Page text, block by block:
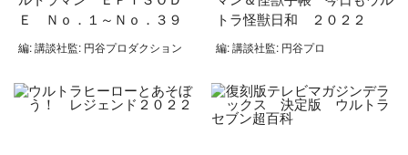
Ｅ Ｎｏ．１～Ｎｏ．３９
編: 講談社監: 円谷プロダクション
トラ怪獣日和 ２０２２
編: 講談社監: 円谷プロ